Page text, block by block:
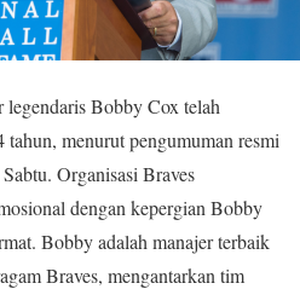
legendaris Bobby Cox telah
menurut pengumuman resmi
Organisasi Braves
dengan kepergian Bobby
Bobby adalah manajer terbaik
Braves, mengantarkan tim